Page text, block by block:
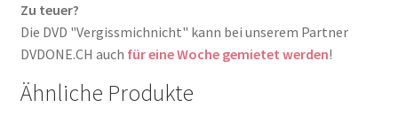
Zu teuer?
Die DVD "Vergissmichnicht" kann bei unserem Partner
DVDONE.CH auch für eine Woche gemietet werden!
Ähnliche Produkte